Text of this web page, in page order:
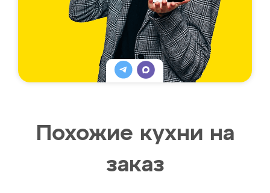
Похожие кухни на
заказ